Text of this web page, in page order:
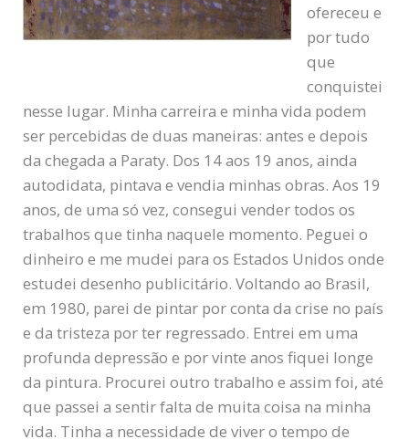
ofereceu e
por tudo
que
conquistei
nesse lugar. Minha carreira e minha vida podem
ser percebidas de duas maneiras: antes e depois
da chegada a Paraty. Dos 14 aos 19 anos, ainda
autodidata, pintava e vendia minhas obras. Aos 19
anos, de uma só vez, consegui vender todos os
trabalhos que tinha naquele momento. Peguei o
dinheiro e me mudei para os Estados Unidos onde
estudei desenho publicitário. Voltando ao Brasil,
em 1980, parei de pintar por conta da crise no país
e da tristeza por ter regressado. Entrei em uma
profunda depressão e por vinte anos fiquei longe
da pintura. Procurei outro trabalho e assim foi, até
que passei a sentir falta de muita coisa na minha
vida. Tinha a necessidade de viver o tempo de